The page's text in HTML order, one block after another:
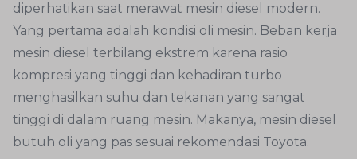
diperhatikan saat merawat mesin diesel modern.
Yang pertama adalah kondisi oli mesin. Beban kerja
mesin diesel terbilang ekstrem karena rasio
kompresi yang tinggi dan kehadiran turbo
menghasilkan suhu dan tekanan yang sangat
tinggi di dalam ruang mesin. Makanya, mesin diesel
butuh oli yang pas sesuai rekomendasi Toyota.